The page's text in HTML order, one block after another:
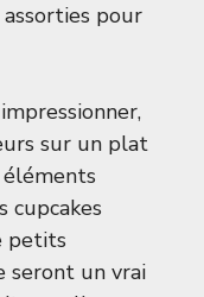
pour
sur un plat
cupcakes
petits
seront un vrai